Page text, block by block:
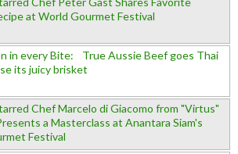
at World Gourmet Festival
in every Bite: True Aussie Beef goes Thai
its juicy brisket
Chef Marcelo di Giacomo from "Virtus"
a Masterclass at Anantara Siam's
Festival